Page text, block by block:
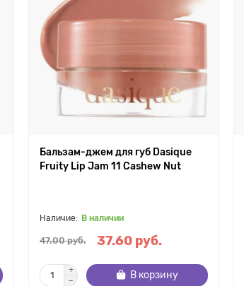
Бальзам-джем для губ Dasique
Fruity Lip Jam 11 Cashew Nut
В наличии
47.00 руб. 37.60 руб.
В корзину